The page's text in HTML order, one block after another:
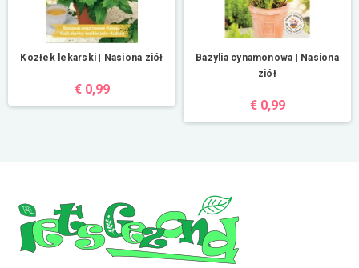
Kozłek lekarski | Nasiona ziół
€ 0,99
Bazylia cynamonowa | Nasiona
ziół
€ 0,99